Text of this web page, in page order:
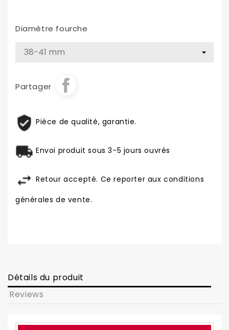
Diamètre fourche
Partager
Pièce de qualité, garantie.
Envoi produit sous 3-5 jours ouvrés
Retour accepté. Ce reporter aux conditions
générales de vente.
Détails du produit
Reviews